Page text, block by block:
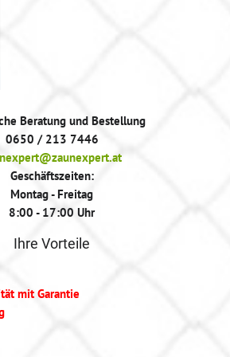
Beratung und Bestellung
0650 / 213 7446
Geschäftszeiten:
Montag - Freitag
8:00 - 17:00 Uhr
Ihre Vorteile
mit Garantie